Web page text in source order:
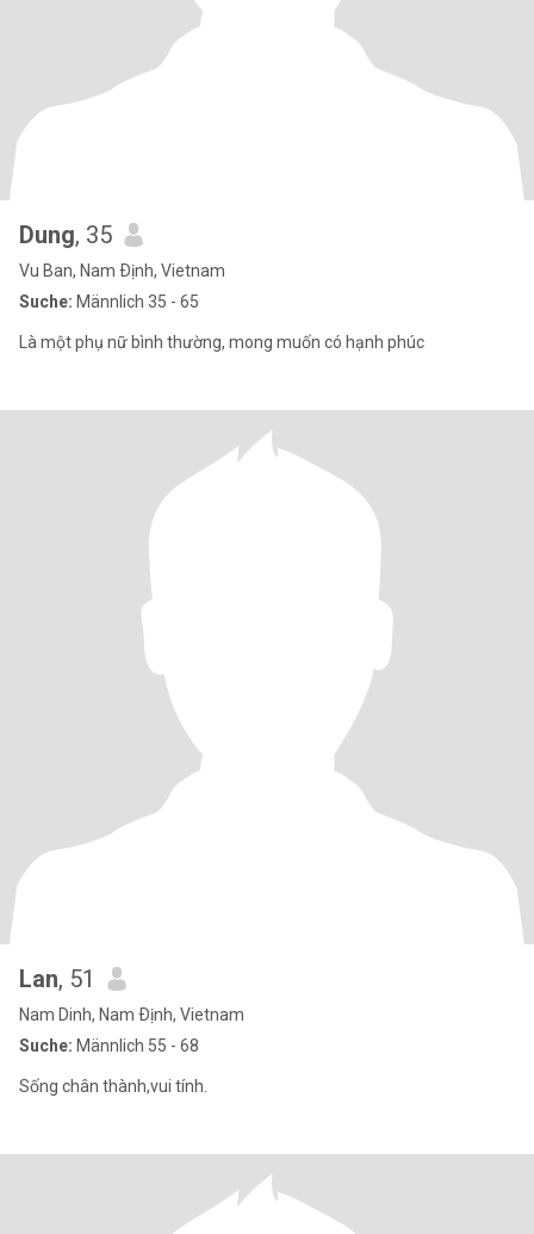
Dung, 35
Vu Ban, Nam Ðịnh, Vietnam
Suche: Männlich 35 - 65
Là một phụ nữ bình thường, mong muốn có hạnh phúc
Lan, 51
Nam Dinh, Nam Ðịnh, Vietnam
Suche: Männlich 55 - 68
Sống chân thành,vui tính.